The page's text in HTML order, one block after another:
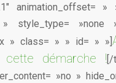
» style_type=
» class= » » id= » »]
démarche !
»no »